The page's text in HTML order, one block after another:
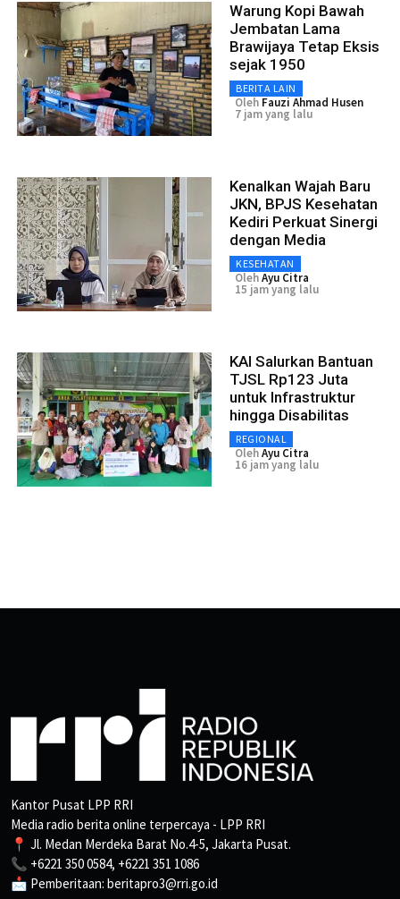
Warung Kopi Bawah
Jembatan Lama
Brawijaya Tetap Eksis
sejak 1950
BERITA LAIN
Oleh Fauzi Ahmad Husen
7 jam yang lalu
Kenalkan Wajah Baru
JKN, BPJS Kesehatan
Kediri Perkuat Sinergi
dengan Media
KESEHATAN
OlehAyu Citra
15 jam yang lalu
KAI Salurkan Bantuan
TJSL Rp123 Juta
untuk Infrastruktur
hingga Disabilitas
REGIONAL
OlehAyu Citra
16 jam yang lalu
Kantor Pusat LPP RRI
Media radio berita online terpercaya - LPP RRI
📍 Jl. Medan Merdeka Barat No.4-5, Jakarta Pusat.
📞 +6221 350 0584, +6221 351 1086
📩 Pemberitaan: beritapro3@rri.go.id